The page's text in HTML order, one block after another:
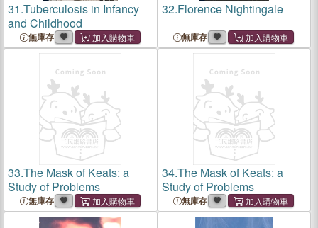
31.Tuberculosis in Infancy
and Childhood
無庫存
32.Florence Nightingale
無庫存
33.The Mask of Keats: a
Study of Problems
無庫存
34.The Mask of Keats: a
Study of Problems
無庫存